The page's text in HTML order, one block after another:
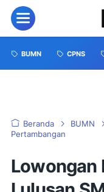
BUMN CPNS
Beranda BUMN
Pertambangan
Lowongan